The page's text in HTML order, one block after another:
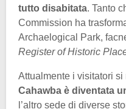
tutto disabitata. Tanto
Commission ha
Archaelogical Park,
Register of Historic
Attualmente i visitatori
Cahawba è diventata
l’altro sede di diverse